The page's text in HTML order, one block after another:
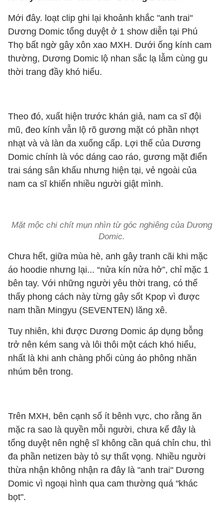
Mới đây. loạt clip ghi lại khoảnh khắc "anh trai"
Dương Domic tổng duyệt ở 1 show diễn tại Phú
Thọ bất ngờ gây xôn xao MXH. Dưới ống kính cam
thường, Dương Domic lộ nhan sắc lạ lẫm cùng gu
thời trang đầy khó hiểu.
Theo đó, xuất hiện trước khán giả, nam ca sĩ đội
mũ, đeo kính vẫn lộ rõ gương mặt có phần nhợt
nhạt và và làn da xuống cấp. Lợi thế của Dương
Domic chính là vóc dáng cao ráo, gương mặt điển
trai sáng sân khấu nhưng hiện tại, vẻ ngoài của
nam ca sĩ khiến nhiều người giật mình.
Mặt mộc chi chít mụn nhìn từ góc nghiêng của Dương
Domic.
Chưa hết, giữa mùa hè, anh gây tranh cãi khi mặc
áo hoodie nhưng lại... “nửa kín nửa hở”, chỉ mặc 1
bên tay. Với những người yêu thời trang, có thể
thấy phong cách này từng gây sốt Kpop vì được
nam thần Mingyu (SEVENTEN) lăng xê.
Tuy nhiên, khi được Dương Domic áp dụng bỗng
trở nên kém sang và lôi thôi một cách khó hiểu,
nhất là khi anh chàng phối cùng áo phông nhăn
nhúm bên trong.
Trên MXH, bên cạnh số ít bênh vực, cho rằng ăn
mặc ra sao là quyền mỗi người, chưa kể đây là
tổng duyệt nên nghệ sĩ không cần quá chỉn chu, thì
đa phần netizen bày tỏ sự thất vọng. Nhiều người
thừa nhận không nhận ra đây là "anh trai" Dương
Domic vì ngoại hình qua cam thường quá "khác
bọt".